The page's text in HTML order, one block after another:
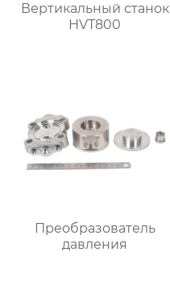
Вертикальный станок
HVT800
Преобразователь
давления